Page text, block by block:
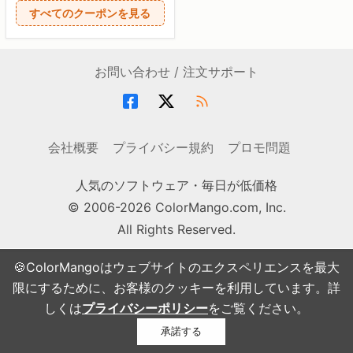
🍪ColorMangoはウェブサイトのエクスペリエンスを最大
限にするために、お客様のクッキーを利用しています。詳
しくはプライバシーポリシーをご覧ください。
承諾する
すべてのクーポンを見る
お問い合わせ / 注文サポート
会社概要 プライバシー規約 プロモ問題
人気のソフトウェア・毎日が低価格
© 2006-2026 ColorMango.com, Inc.
All Rights Reserved.